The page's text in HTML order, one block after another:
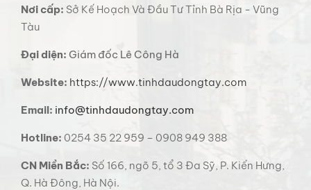
Nơi cấp: Sở Kế Hoạch Và Đầu Tư Tỉnh Bà Rịa - Vũng
Tàu
Đại diện: Giám đốc Lê Công Hà
Website: https://www.tinhdaudongtay.com
Email: info@tinhdaudongtay.com
Hotline: 0254 35 22 959 – 0908 949 388
CN Miền Bắc: Số 166, ngõ 5, tổ 3 Đa Sỹ, P. Kiến Hưng,
Q. Hà Đông, Hà Nội.